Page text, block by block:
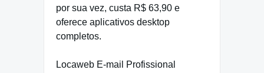
por sua vez, custa R$ 63,90 e
oferece aplicativos desktop
completos.
Locaweb E-mail Profissional